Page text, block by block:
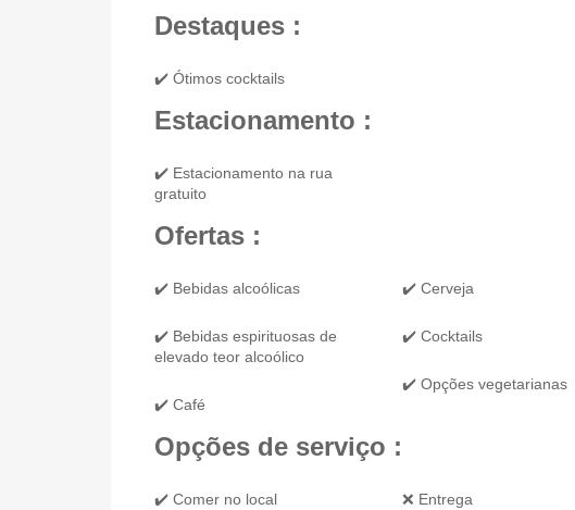
Destaques :
✔️ Ótimos cocktails
Estacionamento :
✔️ Estacionamento na rua
gratuito
Ofertas :
✔️ Bebidas alcoólicas
✔️ Bebidas espirituosas de
elevado teor alcoólico
✔️ Café
✔️ Cerveja
✔️ Cocktails
✔️ Opções vegetarianas
Opções de serviço :
✔️ Comer no local ❌ Entrega